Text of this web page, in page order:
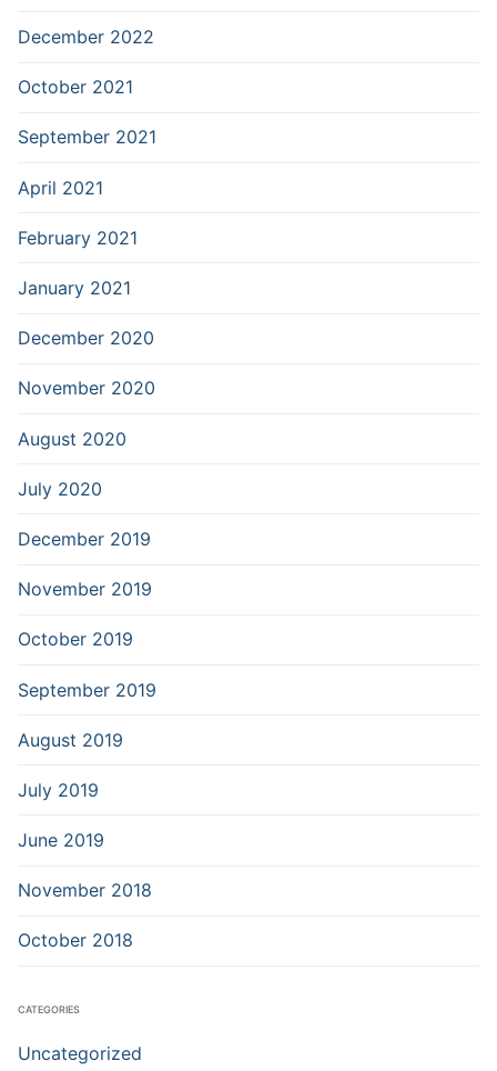
December 2022
October 2021
September 2021
April 2021
February 2021
January 2021
December 2020
November 2020
August 2020
July 2020
December 2019
November 2019
October 2019
September 2019
August 2019
July 2019
June 2019
November 2018
October 2018
CATEGORIES
Uncategorized